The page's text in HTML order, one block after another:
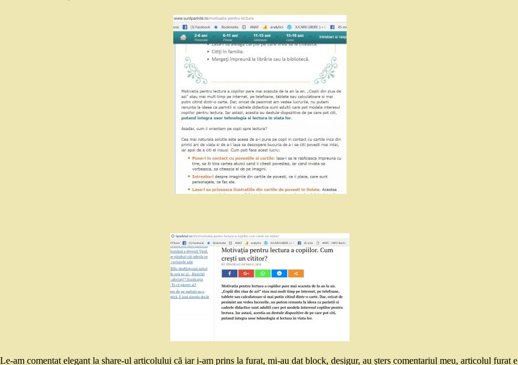
Le-am comentat elegant la share-ul articolului că iar i-am prins la furat, mi-au dat block, desigur, au șters comentariul meu, articolul furat e